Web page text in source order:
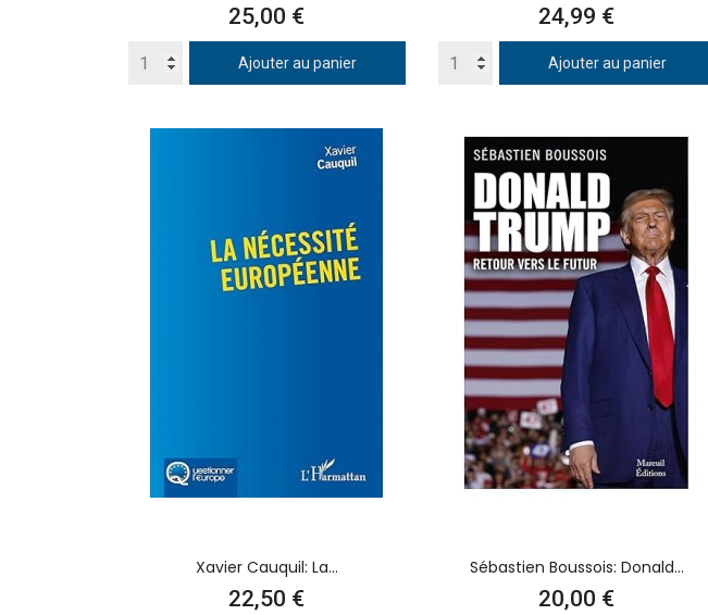
Prix
25,00 €
Ajouter au panier
Prix
24,99 €
Ajouter au panier
Xavier Cauquil: La...
Prix
22,50 €
Sébastien Boussois: Donald...
Prix
20,00 €